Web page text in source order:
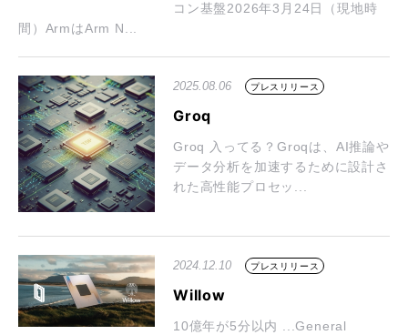
コン基盤2026年3月24日（現地時
間）ArmはArm N...
2025.08.06 プレスリリース
Groq
Groq 入ってる？Groqは、AI推論や
データ分析を加速するために設計さ
れた高性能プロセッ...
2024.12.10 プレスリリース
Willow
10億年が5分以内 ...General